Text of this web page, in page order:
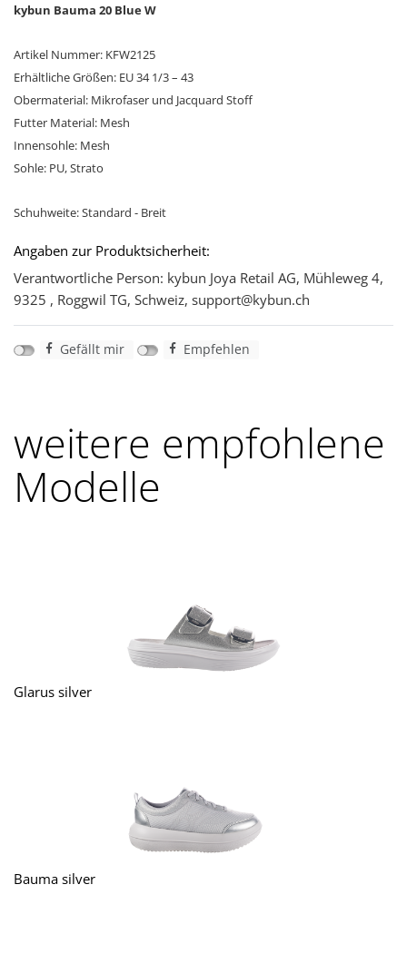
kybun Bauma 20 Blue W
Artikel Nummer: KFW2125
Erhältliche Größen: EU 34 1/3 – 43
Obermaterial: Mikrofaser und Jacquard Stoff
Futter Material: Mesh
Innensohle: Mesh
Sohle: PU, Strato
Schuhweite: Standard - Breit
Angaben zur Produktsicherheit:
Verantwortliche Person: kybun Joya Retail AG, Mühleweg 4,
9325 , Roggwil TG, Schweiz, support@kybun.ch
Gefällt mir Empfehlen
weitere empfohlene
Modelle
Glarus silver
Bauma silver